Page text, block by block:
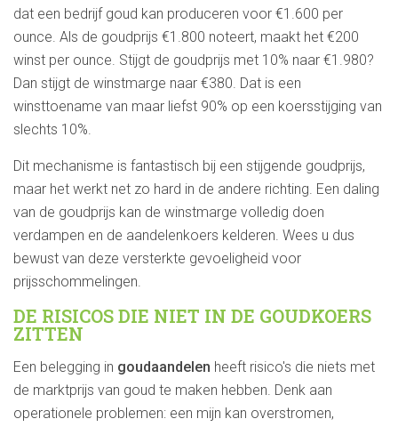
dat een bedrijf goud kan produceren voor €1.600 per
ounce. Als de goudprijs €1.800 noteert, maakt het €200
winst per ounce. Stijgt de goudprijs met 10% naar €1.980?
Dan stijgt de winstmarge naar €380. Dat is een
winsttoename van maar liefst 90% op een koersstijging van
slechts 10%.
Dit mechanisme is fantastisch bij een stijgende goudprijs,
maar het werkt net zo hard in de andere richting. Een daling
van de goudprijs kan de winstmarge volledig doen
verdampen en de aandelenkoers kelderen. Wees u dus
bewust van deze versterkte gevoeligheid voor
prijsschommelingen.
DE RISICOS DIE NIET IN DE GOUDKOERS
ZITTEN
Een belegging in goudaandelen heeft risico's die niets met
de marktprijs van goud te maken hebben. Denk aan
operationele problemen: een mijn kan overstromen,